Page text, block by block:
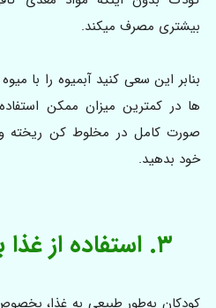
بیشتری مصرف میکند.
بنابر این سعی کنید آبمیوه را با
ها در کمترین میزان ممکن
صورت کامل در مخلوط کن ریخته
خود بدهید.
۳. استفاده از غذا به‌عنوان پاداش
کودکان به‌طور طبیعی به غذا،